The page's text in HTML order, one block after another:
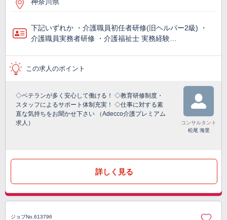
神奈川県
下記いずれか ・介護職員初任者研修(旧ヘルパー2級) ・
介護職員実務者研修 ・介護福祉士 実務経験…
この求人のポイント
◇ベテランが多く安心して働ける！ ◇教育研修制度・
スタッフによるサポート体制充実！ ◇仕事に対する素
直な気持ちをお聞かせ下さい （Adecco介護プレミアム
求人）
コンサルタント
松尾 海里
詳しく見る
ジョブNo.613796